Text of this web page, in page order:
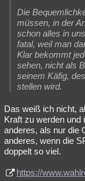
Die
müssen, in der
schon alles in
fatal, weil man
Klar bekommt
sehen, nicht als
seinem Käfig,
stellen wird.
Das weiß ich nicht,
Kraft zu werden und
anderes, als nur die
anderes, wenn die
doppelt so viel.
https://